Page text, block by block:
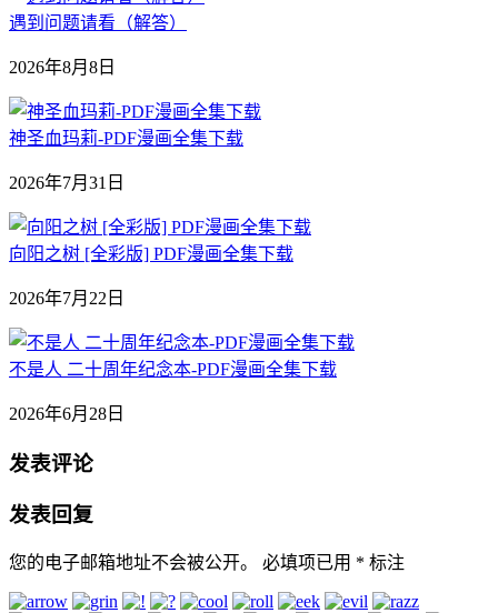
遇到问题请看（解答）
2026年8月8日
神圣血玛莉-PDF漫画全集下载
2026年7月31日
向阳之树 [全彩版] PDF漫画全集下载
2026年7月22日
不是人 二十周年纪念本-PDF漫画全集下载
2026年6月28日
发表评论
发表回复
您的电子邮箱地址不会被公开。 必填项已用 * 标注